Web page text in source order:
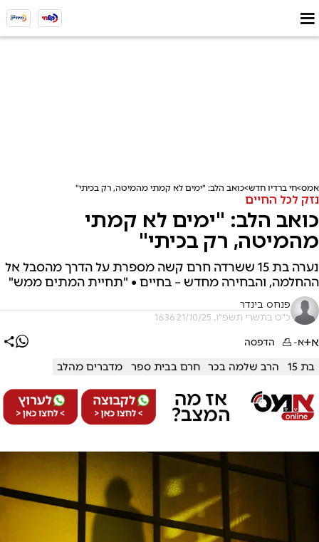
אמס חי ברדיו חדש כואב הלב: "ימים לא קמתי מהמיטה, רק בכיתי"
נזק לכל החיים
כואב הלב: "ימים לא קמתי
מהמיטה, רק בכיתי"
נערה בת 15 ששרדה חרם קשה מספרת על הדרך מהסבל אל
ההחלמה, והבחירה מחדש – בחיים • "תחיית המתים ממש"
פנחס בינדר
כ"ט בתשרי תשפ"ו, 21/10/25 16:36
א+א- הדפסה
בת 15 הרב שלמה בכר חרם בבית ספר מדברים מהלב